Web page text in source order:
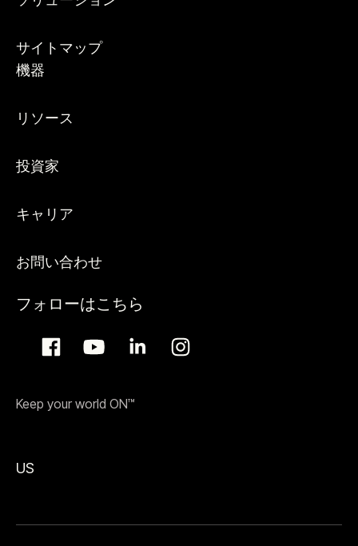
サイトマップ
機器
リソース
投資家
キャリア
お問い合わせ
フォローはこちら
Keep your world ON™
US